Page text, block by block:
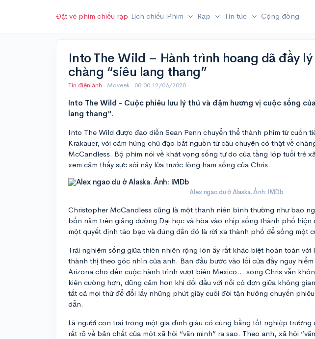
Đặt vé phim chiếu rạp Lịch chiếu Phim Rạp Tin tức Cộng đồng
Into The Wild – Hành trình hoang dã đầy
chàng “siêu lang thang”
Tin điện ảnh · Moveek · 08:00 12/06/2020
Into The Wild - Cuộc phiêu lưu lý thú và đậm hương vị cuộc sống
lang thang".
Into The Wild được đạo diễn Sean Penn chuyển thể thành phim từ cuốn
Krakauer, với cảm hứng chủ đạo bắt nguồn từ câu chuyện có thật về
McCandless. Bộ phim nói về khát vọng sống tự do của tầng lớp tuổi trẻ
xem cảm thấy sực sôi nảy lửa trước lòng ham sống của Chris.
Alex ngao du ở Alaska. Ảnh: IMDb
Christopher McCandless cũng là một thanh niên bình thường như bao
bốn năm trên giảng đường Đại học và hòa vào nhịp sống thành phố hiện
một quyết định táo bạo và đúng đắn đó là rời xa thành phố để sống một
Trải nghiệm sống giữa thiên nhiên rộng lớn ấy rất khác biệt hoàn toàn
thành thị theo góc nhìn của anh. Ban đầu bước vào lối cửa đầy nguy
Arizona cho đến cuộc hành trình vượt biên Mexico… song Chris vẫn
kiên cường hơn, dũng cảm hơn khi đối đầu với nỗi cô đơn giữa không
tất cả mọi thứ để đổi lấy những phút giây cuối đời tận hưởng chuyến
dẫn.
Là người con trai trong một gia đình giàu có cùng bằng tốt nghiệp trường
rất rõ về bản chất của một xã hội “văn minh” ra sao. Theo anh, xã hội